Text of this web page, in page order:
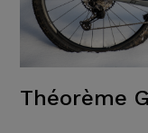
Théorème